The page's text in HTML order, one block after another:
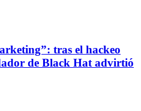
tras el hackeo
de Black Hat advirtió